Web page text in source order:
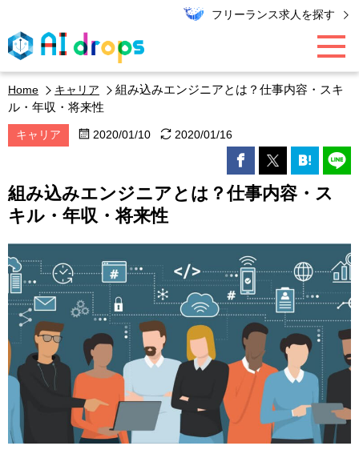
フリーランス求人を探す
AI / データ領域
エンジニア
キャリア
エキスパート・コラム
Home キャリア
組み込みエンジニアとは？仕事内容・スキ
ル・年収・将来性
キャリア 2020/01/10 2020/01/16
組み込みエンジニアとは？仕事内容・ス
キル・年収・将来性